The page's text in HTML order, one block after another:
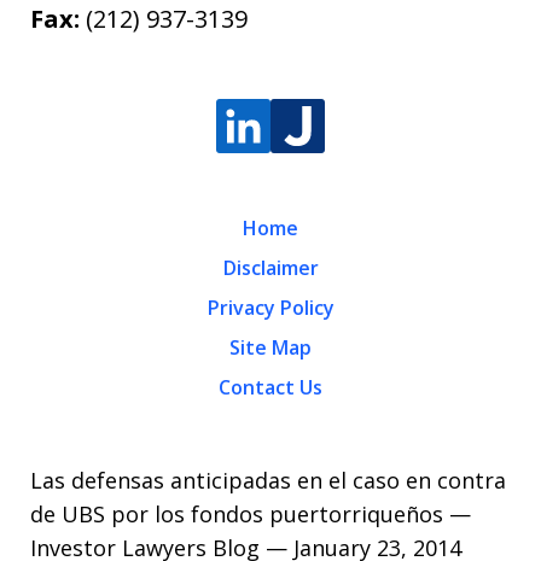
Fax: (212) 937-3139
Home
Disclaimer
Privacy Policy
Site Map
Contact Us
Las defensas anticipadas en el caso en contra
de UBS por los fondos puertorriqueños —
Investor Lawyers Blog — January 23, 2014